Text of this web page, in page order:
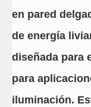
en pared
de energía
diseñada para
para
iluminación.